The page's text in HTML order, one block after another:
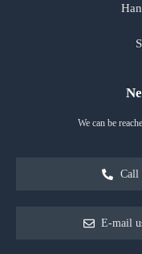
We can be
Call
E-mail